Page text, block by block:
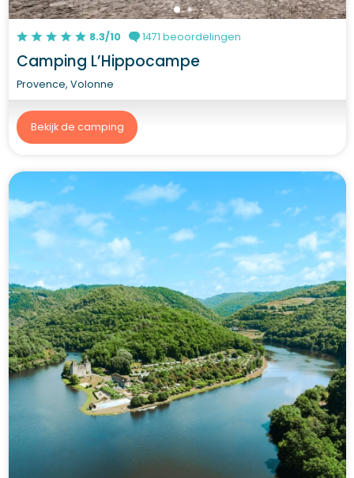
8.3/10 1471 beoordelingen
Camping L’Hippocampe
Provence, Volonne
Bekijk de camping